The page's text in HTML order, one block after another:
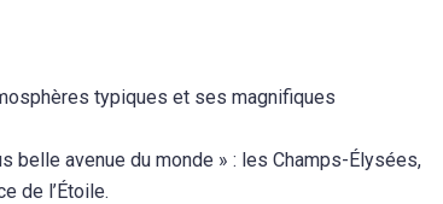
typiques et ses magnifiques
belle avenue du monde » : les Champs-Élysées,
de l’Étoile.